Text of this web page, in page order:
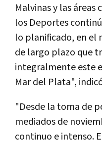
Malvinas y las áreas
los Deportes
lo planificado, en el
de largo plazo que
integralmente este
Mar del Plata",
"Desde la toma de
mediados de
continuo e intenso.